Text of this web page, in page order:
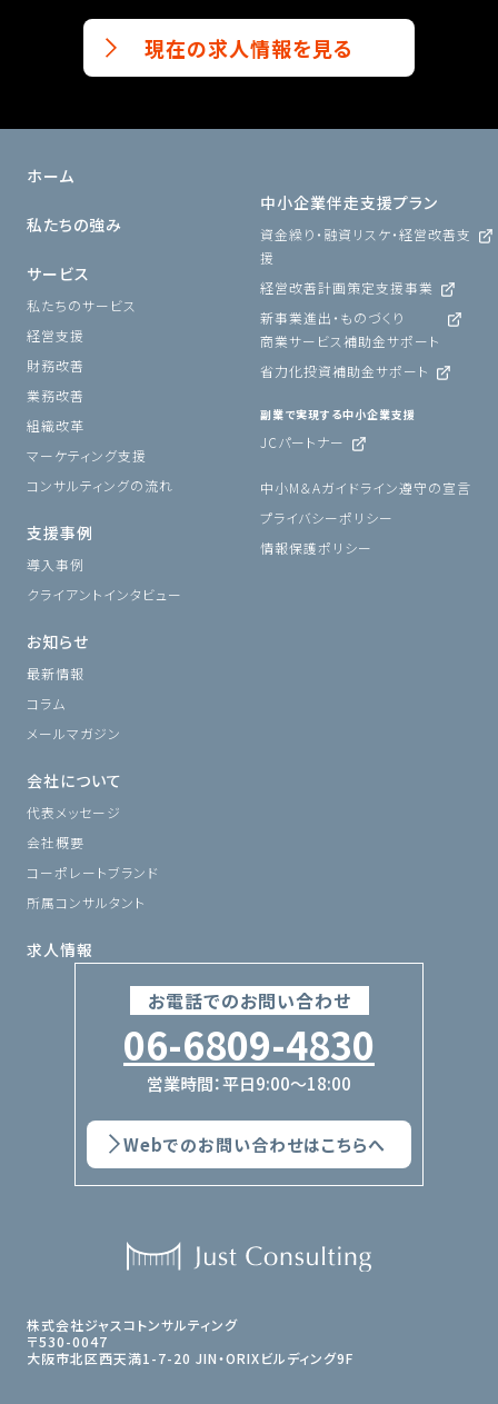
現在の求人情報を見る
株式会社ジャスコトンサルティング
〒530-0047
大阪市北区西天満1-7-20 JIN・ORIXビルディング9F
お電話でのお問い合わせ
06-6809-4830
営業時間：平日9:00〜18:00
Webでのお問い合わせはこちらへ
ホーム
私たちの強み
サービス
私たちのサービス
経営支援
財務改善
業務改善
組織改革
マーケティング支援
コンサルティングの流れ
支援事例
導入事例
クライアントインタビュー
お知らせ
最新情報
コラム
メールマガジン
会社について
代表メッセージ
会社概要
コーポレートブランド
所属コンサルタント
求人情報
中小企業伴走支援プラン
資金繰り・融資リスケ・経営改善支
援
経営改善計画策定支援事業
新事業進出・ものづくり
商業サービス補助金サポート
省力化投資補助金サポート
副業で実現する中小企業支援
JCパートナー
中小M＆Aガイドライン遵守の宣言
プライバシーポリシー
情報保護ポリシー